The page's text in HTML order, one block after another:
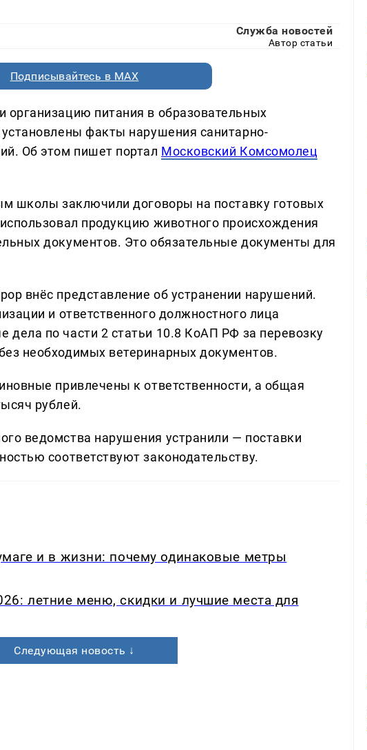
Служба новостей
Автор статьи
Подписывайтесь в MAX
организацию питания в образовательных
факты нарушения санитарно-
Об этом пишет портал Московский Комсомолец
школы заключили договоры на поставку готовых
продукцию животного происхождения
документов. Это обязательные документы для
внёс представление об устранении нарушений.
и ответственного должностного лица
дела по части 2 статьи 10.8 КоАП РФ за перевозку
необходимых ветеринарных документов.
привлечены к ответственности, а общая
рублей.
ведомства нарушения устранили — поставки
соответствуют законодательству.
и в жизни: почему одинаковые метры
летние меню, скидки и лучшие места для
Следующая новость ↓